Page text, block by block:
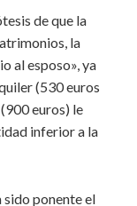
de que la
la
al esposo», ya
(530 euros
euros) le
inferior a la
sido ponente el